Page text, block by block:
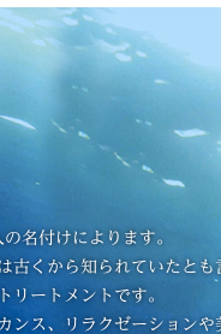
名付けによります。
くから知られていたとも
リートメントです。
ス、リラクゼーションや